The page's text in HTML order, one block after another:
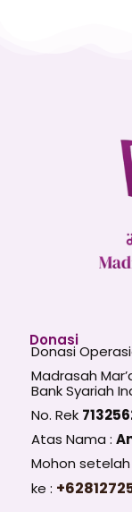
Donasi
Donasi
Madrasah
Bank Syariah
No. Rek
Atas Nama :
Mohon
ke :